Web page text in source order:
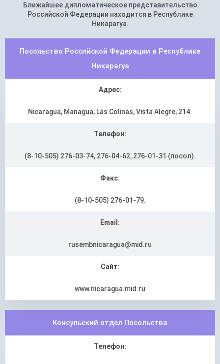
Ближайшее дипломатическое представительство
Российской Федерации находится в Республике
Никарагуа.
Посольство Российской Федерации в Республике
Никарагуа
Адрес:
Nicaragua, Managua, Las Colinas, Vista Alegre, 214.
Телефон:
(8-10-505) 276-03-74, 276-04-62, 276-01-31 (посол).
Факс:
(8-10-505) 276-01-79.
Email:
rusembnicaragua@mid.ru
Сайт:
www.nicaragua.mid.ru
Консульский отдел Посольства
Телефон: